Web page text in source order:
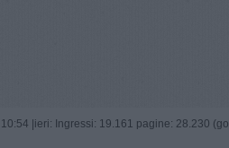
| ieri: Ingressi: 19.161 pagine: 28.230